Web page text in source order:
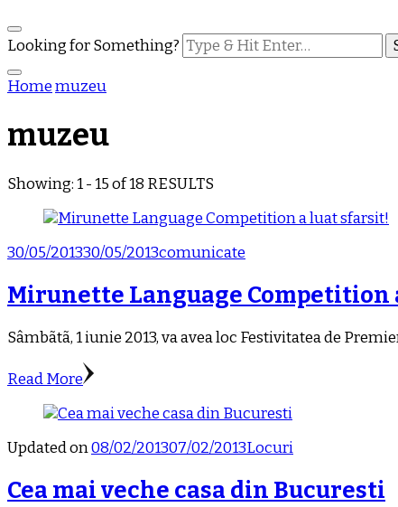
Looking for Something?
Homemuzeu
muzeu
Showing: 1 - 15 of 18 RESULTS
30/05/201330/05/2013comunicate
Mirunette Language Competition
Sâmbãtã, 1 iunie 2013, va avea loc Festivitatea de
Read More
Updated on08/02/201307/02/2013Locuri
Cea mai veche casa din Bucuresti